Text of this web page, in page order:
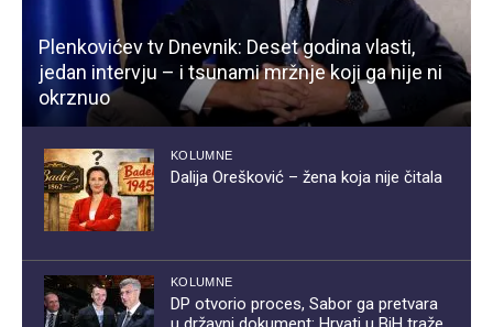
Plenkovićev tv Dnevnik: Deset godina vlasti,
jedan intervju – i tsunami mržnje koji ga nije ni
okrznuo
KOLUMNE
Dalija Orešković – žena koja nije čitala
KOLUMNE
DP otvorio proces, Sabor ga pretvara